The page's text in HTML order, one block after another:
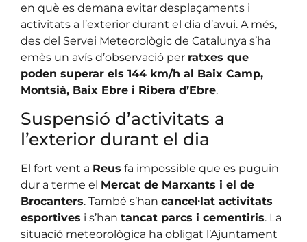
en què es demana evitar desplaçaments i
activitats a l’exterior durant el dia d’avui. A més,
des del Servei Meteorològic de Catalunya s’ha
emès un avís d’observació per ratxes que
poden superar els 144 km/h al Baix Camp,
Montsià, Baix Ebre i Ribera d’Ebre.
Suspensió d’activitats a
l’exterior durant el dia
El fort vent a Reus fa impossible que es puguin
dur a terme el Mercat de Marxants i el de
Brocanters. També s’han cancel·lat activitats
esportives i s’han tancat parcs i cementiris. La
situació meteorològica ha obligat l’Ajuntament